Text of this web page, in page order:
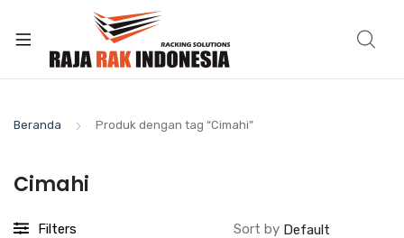
Beranda Produk dengan tag “Cimahi”
Cimahi
Filters Sort by